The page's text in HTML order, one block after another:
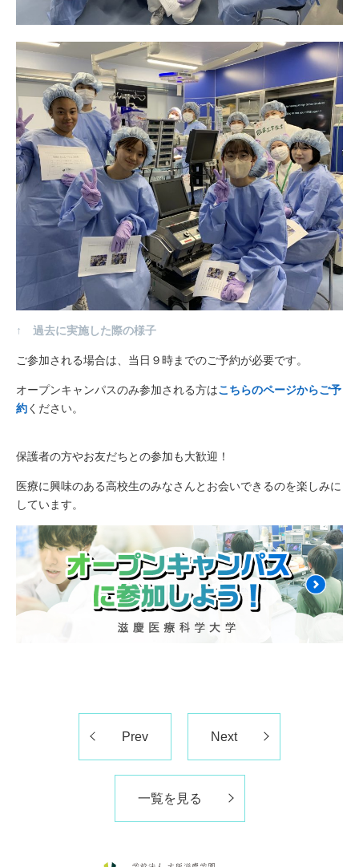
↑ 過去に実施した際の様子
ご参加される場合は、当日９時までのご予約が必要です。
オープンキャンパスのみ参加される方はこちらのページからご予
約ください。
保護者の方やお友だちとの参加も大歓迎！
医療に興味のある高校生のみなさんとお会いできるのを楽しみに
しています。
Prev Next
一覧を見る